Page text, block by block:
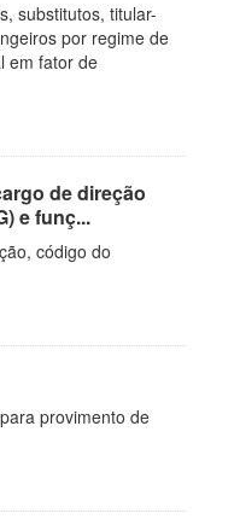
substitutos, titular-
por regime de
em fator de
de direção
e funç...
código do
provimento de